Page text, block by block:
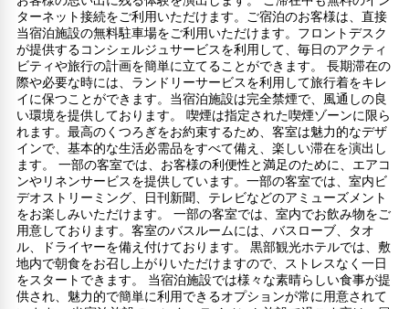
ターネット接続をご利用いただけます。ご宿泊のお客様は、直接
当宿泊施設の無料駐車場をご利用いただけます。フロントデスク
が提供するコンシェルジュサービスを利用して、毎日のアクティ
ビティや旅行の計画を簡単に立てることができます。 長期滞在の
際や必要な時には、ランドリーサービスを利用して旅行着をキレ
イに保つことができます。当宿泊施設は完全禁煙で、風通しの良
い環境を提供しております。 喫煙は指定された喫煙ゾーンに限ら
れます。最高のくつろぎをお約束するため、客室は魅力的なデザ
インで、基本的な生活必需品をすべて備え、楽しい滞在を演出し
ます。 一部の客室では、お客様の利便性と満足のために、エアコ
ンやリネンサービスを提供しています。一部の客室では、室内ビ
デオストリーミング、日刊新聞、テレビなどのアミューズメント
をお楽しみいただけます。 一部の客室では、室内でお飲み物をご
用意しております。客室のバスルームには、バスローブ、タオ
ル、ドライヤーを備え付けております。 黒部観光ホテルでは、敷
地内で朝食をお召し上がりいただけますので、ストレスなく一日
をスタートできます。 当宿泊施設では様々な素晴らしい食事が提
供され、魅力的で簡単に利用できるオプションが常に用意されて